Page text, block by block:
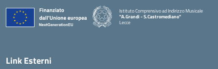
Istituto Comprensivo ad Indirizzo Musicale
"A.Grandi - S.Castromediano"
Lecce
Link Esterni